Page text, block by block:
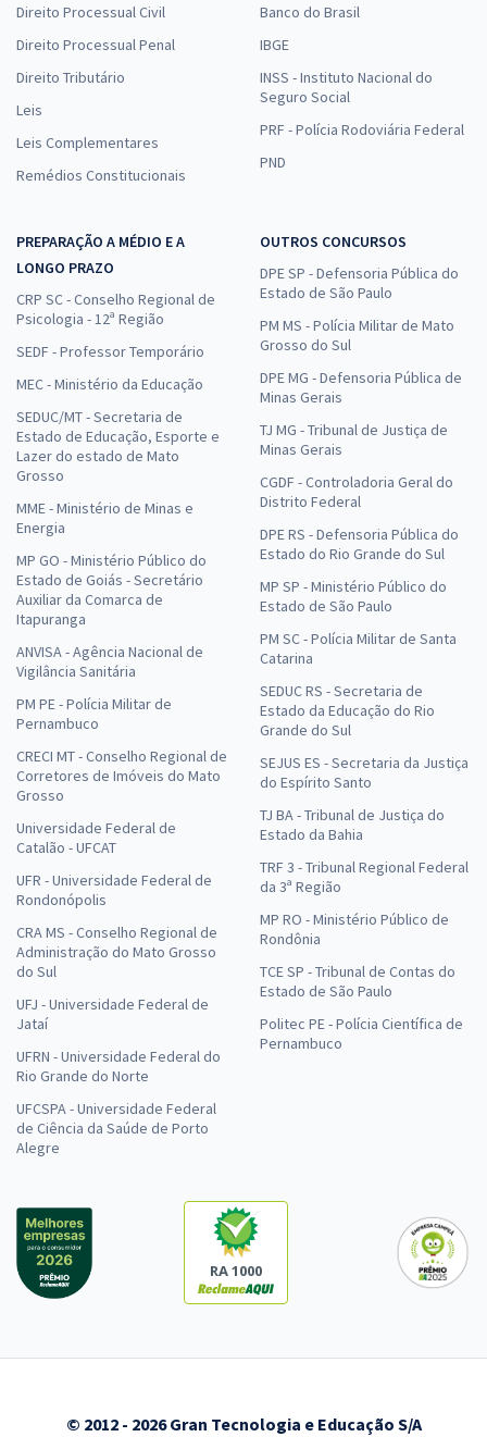
Direito Processual Civil
Direito Processual Penal
Direito Tributário
Leis
Leis Complementares
Remédios Constitucionais
Banco do Brasil
IBGE
INSS - Instituto Nacional do
Seguro Social
PRF - Polícia Rodoviária Federal
PND
PREPARAÇÃO A MÉDIO E A
LONGO PRAZO
CRP SC - Conselho Regional de
Psicologia - 12ª Região
SEDF - Professor Temporário
MEC - Ministério da Educação
SEDUC/MT - Secretaria de
Estado de Educação, Esporte e
Lazer do estado de Mato
Grosso
MME - Ministério de Minas e
Energia
MP GO - Ministério Público do
Estado de Goiás - Secretário
Auxiliar da Comarca de
Itapuranga
ANVISA - Agência Nacional de
Vigilância Sanitária
PM PE - Polícia Militar de
Pernambuco
CRECI MT - Conselho Regional de
Corretores de Imóveis do Mato
Grosso
Universidade Federal de
Catalão - UFCAT
UFR - Universidade Federal de
Rondonópolis
CRA MS - Conselho Regional de
Administração do Mato Grosso
do Sul
UFJ - Universidade Federal de
Jataí
UFRN - Universidade Federal do
Rio Grande do Norte
UFCSPA - Universidade Federal
de Ciência da Saúde de Porto
Alegre
OUTROS CONCURSOS
DPE SP - Defensoria Pública do
Estado de São Paulo
PM MS - Polícia Militar de Mato
Grosso do Sul
DPE MG - Defensoria Pública de
Minas Gerais
TJ MG - Tribunal de Justiça de
Minas Gerais
CGDF - Controladoria Geral do
Distrito Federal
DPE RS - Defensoria Pública do
Estado do Rio Grande do Sul
MP SP - Ministério Público do
Estado de São Paulo
PM SC - Polícia Militar de Santa
Catarina
SEDUC RS - Secretaria de
Estado da Educação do Rio
Grande do Sul
SEJUS ES - Secretaria da Justiça
do Espírito Santo
TJ BA - Tribunal de Justiça do
Estado da Bahia
TRF 3 - Tribunal Regional Federal
da 3ª Região
MP RO - Ministério Público de
Rondônia
TCE SP - Tribunal de Contas do
Estado de São Paulo
Politec PE - Polícia Científica de
Pernambuco
RA 1000
© 2012 - 2026 Gran Tecnologia e Educação S/A